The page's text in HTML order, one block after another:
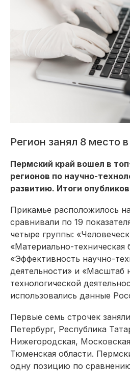
Регион занял 8 место
Пермский край вошел в
регионов по научно-
развитию. Итоги
Прикамье расположилось
сравнивали по 19
четыре группы:
«Материально-техническая
«Эффективность научно-
деятельности» и «Масштаб
технологической
использовались данные
Первые семь строчек
Петербург, Республика
Нижегородская,
Тюменская области.
одну позицию по